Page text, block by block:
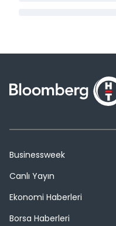
Businessweek
Canlı Yayın
Ekonomi Haberleri
Borsa Haberleri